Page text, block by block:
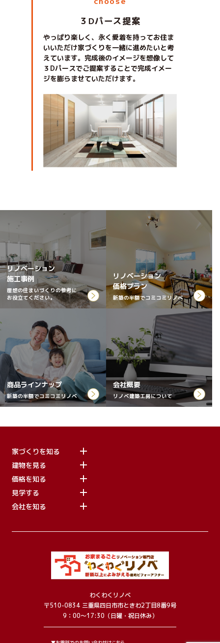
３Dパース提案
やっぱり楽しく、永く愛着を持ってお住ま
いいただけ家づくりを一緒に進めたいと考
えています。完成後のイメージを想像して
３Dパースでご提案することで完成イメー
ジを膨らませていただけます。
リノベーション
施工事例
理想の住まいづくりの参考に
お役立てください。
リノベーション
価格プラン
新築の半額でコミコミリノベ
商品ラインナップ
新築の半額でコミコミリノベ
会社概要
リノベ建築工房について
家づくりを知る
建物を見る
価格を知る
見学する
会社を知る
わくわくリノベ
〒510-0834 三重県四日市市ときわ2丁目8番9号
9：00～17:30（日曜・祝日休み）